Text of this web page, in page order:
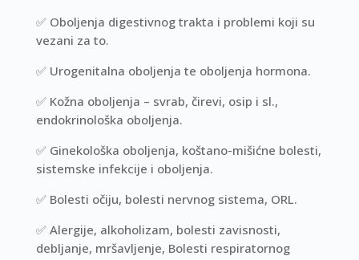
✅Oboljenja digestivnog trakta i problemi koji su
vezani za to.
✅Urogenitalna oboljenja te oboljenja hormona.
✅Kožna oboljenja – svrab, čirevi, osip i sl.,
endokrinološka oboljenja.
✅Ginekološka oboljenja, koštano-mišićne bolesti,
sistemske infekcije i oboljenja.
✅Bolesti očiju, bolesti nervnog sistema, ORL.
✅Alergije, alkoholizam, bolesti zavisnosti,
debljanje, mršavljenje, Bolesti respiratornog